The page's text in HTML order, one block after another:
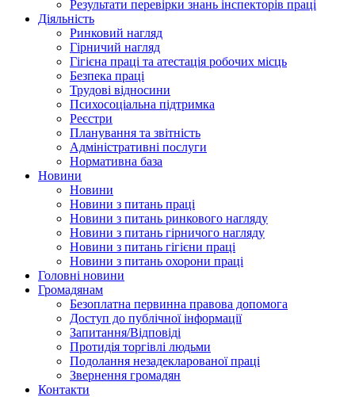
Результати перевірки знань інспекторів праці
Діяльність
Ринковий нагляд
Гірничий нагляд
Гігієна праці та атестація робочих місць
Безпека праці
Трудові відносини
Психосоціальна підтримка
Реєстри
Планування та звітність
Адміністративні послуги
Нормативна база
Новини
Новини
Новини з питань праці
Новини з питань ринкового нагляду
Новини з питань гірничого нагляду
Новини з питань гігієни праці
Новини з питань охорони праці
Головні новини
Громадянам
Безоплатна первинна правова допомога
Доступ до публічної інформації
Запитання/Відповіді
Протидія торгівлі людьми
Подолання незадекларованої праці
Звернення громадян
Контакти